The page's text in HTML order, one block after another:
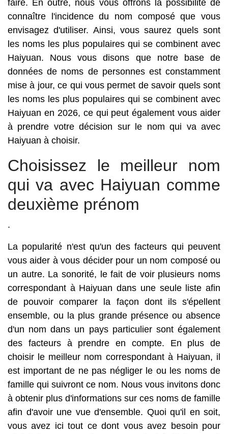
faire. En outre, nous vous offrons la possibilité de
connaître l'incidence du nom composé que vous
envisagez d'utiliser. Ainsi, vous saurez quels sont
les noms les plus populaires qui se combinent avec
Haiyuan. Nous vous disons que notre base de
données de noms de personnes est constamment
mise à jour, ce qui vous permet de savoir quels sont
les noms les plus populaires qui se combinent avec
Haiyuan en 2026, ce qui peut également vous aider
à prendre votre décision sur le nom qui va avec
Haiyuan à choisir.
Choisissez le meilleur nom
qui va avec Haiyuan comme
deuxième prénom
.
La popularité n'est qu'un des facteurs qui peuvent
vous aider à vous décider pour un nom composé ou
un autre. La sonorité, le fait de voir plusieurs noms
correspondant à Haiyuan dans une seule liste afin
de pouvoir comparer la façon dont ils s'épellent
ensemble, ou la plus grande présence ou absence
d'un nom dans un pays particulier sont également
des facteurs à prendre en compte. En plus de
choisir le meilleur nom correspondant à Haiyuan, il
est important de ne pas négliger le ou les noms de
famille qui suivront ce nom. Nous vous invitons donc
à obtenir plus d'informations sur ces noms de famille
afin d'avoir une vue d'ensemble. Quoi qu'il en soit,
vous avez ici tout ce dont vous avez besoin pour